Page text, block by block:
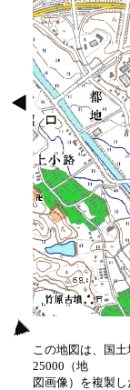
この地図は、国
25000（地
図画像）を複製